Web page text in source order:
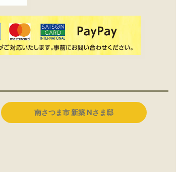
南さつま市 新築 Nさま邸